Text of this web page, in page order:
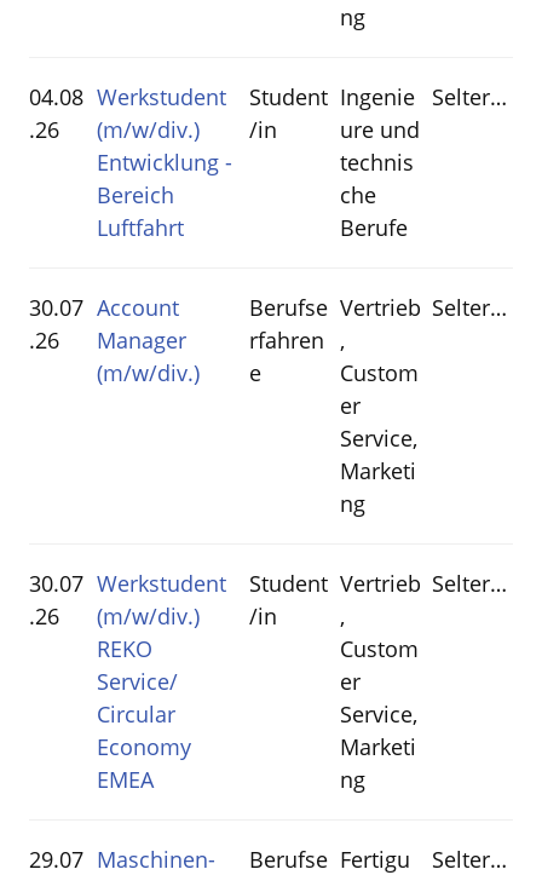
ng
04.08
.26
Werkstudent
(m/w/div.)
Entwicklung -
Bereich
Luftfahrt
Student
/in
Ingenie
ure und
technis
che
Berufe
Selters(Westerwald)
30.07
.26
Account
Manager
(m/w/div.)
Berufse
rfahren
e
Vertrieb
,
Custom
er
Service,
Marketi
ng
Selters(Westerwald)
30.07
.26
Werkstudent
(m/w/div.)
REKO
Service/
Circular
Economy
EMEA
Student
/in
Vertrieb
,
Custom
er
Service,
Marketi
ng
Selters(Westerwald)
29.07 Maschinen-
Berufse Fertigu
Selters(Westerwald)